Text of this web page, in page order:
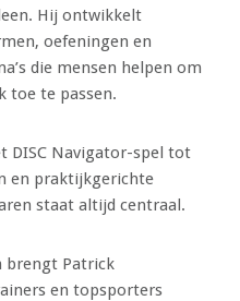
Hij ontwikkelt
oefeningen en
die mensen helpen om
toe te passen.
DISC Navigator-spel tot
en praktijkgerichte
staat altijd centraal.
brengt Patrick
en topsporters